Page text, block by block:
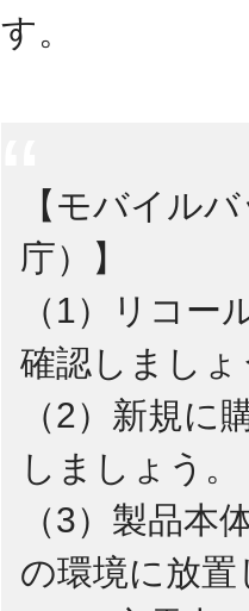
す。
【モバイル
庁）】
（1）リコー
確認しましょ
（2）新規に
しましょう。
（3）製品本
の環境に放